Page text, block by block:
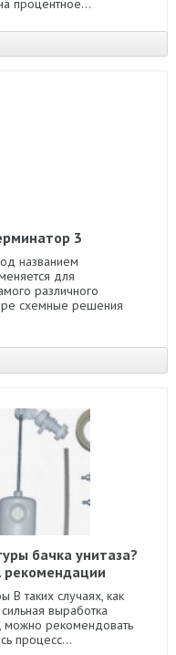
3
названием
для
различного
схемные решения
бачка унитаза?
рекомендации
таких случаях, как
выработка
можно рекомендовать
процесс...